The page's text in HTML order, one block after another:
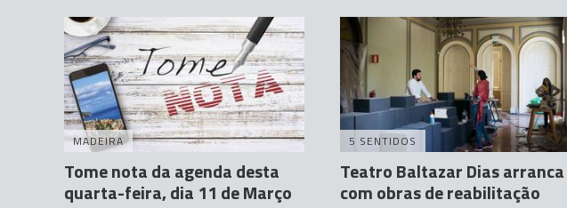
MADEIRA
Tome nota da agenda desta
quarta-feira, dia 11 de Março
5 SENTIDOS
Teatro Baltazar Dias arranca
com obras de reabilitação